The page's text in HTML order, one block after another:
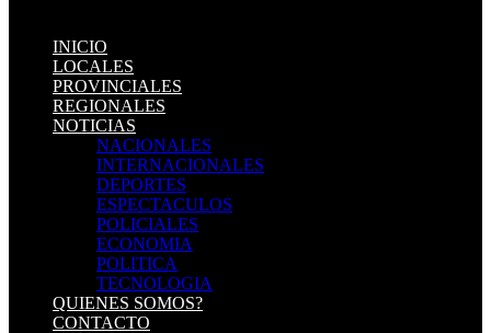
INICIO
LOCALES
PROVINCIALES
REGIONALES
NOTICIAS
NACIONALES
INTERNACIONALES
DEPORTES
ESPECTACULOS
POLICIALES
ECONOMIA
POLITICA
TECNOLOGIA
QUIENES SOMOS?
CONTACTO